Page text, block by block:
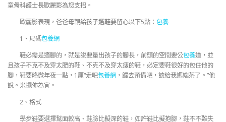
童骨科護士長歐麗影為您支招。
歐麗影表現，爸爸母親給孩子選鞋要留心以下5點： 包養
1、尺碼包養網
鞋必需是適腳的，就是說要量出孩子的腳長，前頭的空間要公包養道，並
且孩子不克不及穿太肥的鞋、不克不及穿太瘦的鞋，必定要鞋很好的包住他的
腳，鞋要略微年夜一點，1厘“走吧包養網 ，歸去預備吧，該給我媽端茶了。”他
說。米擺佈為宜。
2、格式
學步鞋要選擇幫面較高、鞋臉比擬深的鞋，如許鞋比擬抱腳，鞋不不難失